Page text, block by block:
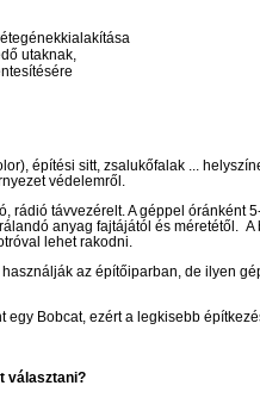
utaknak,
építési sitt, zsalukőfalak ...
védelemről.
rádió távvezérelt. A géppel óránként
anyag fajtájától és méretétől.
A
lehet rakodni.
az építőiparban, de ilyen
egy Bobcat, ezért a legkisebb
választani?